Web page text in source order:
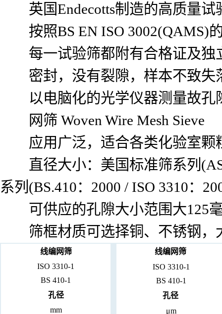
英国Endecotts制造的高质量试
按照BS EN ISO 3002(QAMS)
每一试验筛都附有合格证及独
密封，没有裂隙，样本不致失
以电脑化的光学仪器测量故孔
网筛 Woven Wire Mesh Sieve
应用广泛，适合各类化验室颗
直径大小：美国标准筛系列
系列(BS.410：2000 / ISO 3310：
可供应的孔隙大小范围大125毫
筛框材质可选择铜、不锈钢，
线编网筛
ISO 3310-1
BS 410-1
孔径
mm
线编网筛
ISO 3310-1
BS 410-1
孔径
μm